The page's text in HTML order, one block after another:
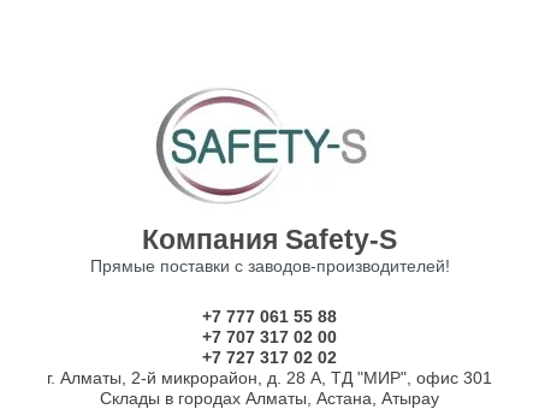
Компания Safety-S
Прямые поставки с заводов-производителей!
+7 777 061 55 88
+7 707 317 02 00
+7 727 317 02 02
г. Алматы, 2-й микрорайон, д. 28 А, ТД "МИР", офис 301
Склады в городах Алматы, Астана, Атырау